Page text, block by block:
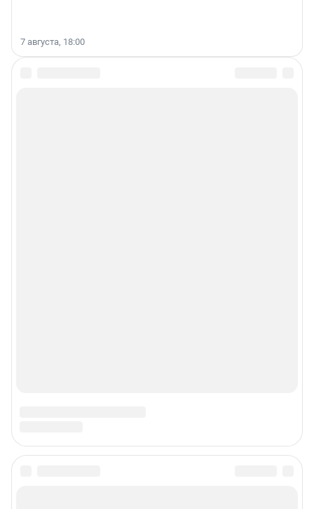
7 августа, 18:00